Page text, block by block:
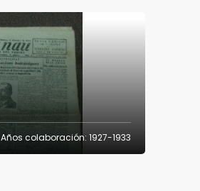
Años colaboración: 1927-1933